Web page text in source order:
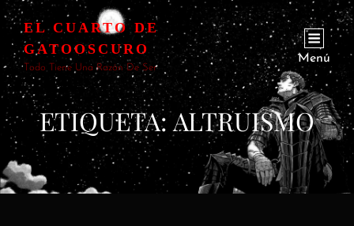
EL CUARTO DE
GATOOSCURO
Todo Tiene Una Razón De Ser
Menú
ETIQUETA:ALTRUISMO